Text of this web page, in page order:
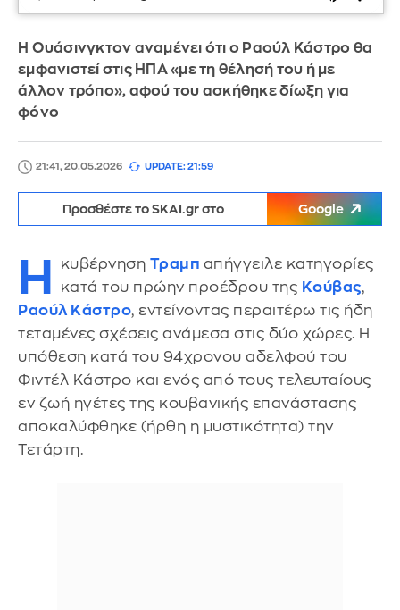
Η Ουάσινγκτον αναμένει ότι ο Ραούλ Κάστρο θα
εμφανιστεί στις ΗΠΑ «με τη θέλησή του ή με
άλλον τρόπο», αφού του ασκήθηκε δίωξη για
φόνο
21:41, 20.05.2026 UPDATE: 21:59
Προσθέστε το SKAI.gr στο Google
Η κυβέρνηση Τραμπ απήγγειλε κατηγορίες
κατά του πρώην προέδρου της Κούβας,
Ραούλ Κάστρο, εντείνοντας περαιτέρω τις ήδη
τεταμένες σχέσεις ανάμεσα στις δύο χώρες. Η
υπόθεση κατά του 94χρονου αδελφού του
Φιντέλ Κάστρο και ενός από τους τελευταίους
εν ζωή ηγέτες της κουβανικής επανάστασης
αποκαλύφθηκε (ήρθη η μυστικότητα) την
Τετάρτη.